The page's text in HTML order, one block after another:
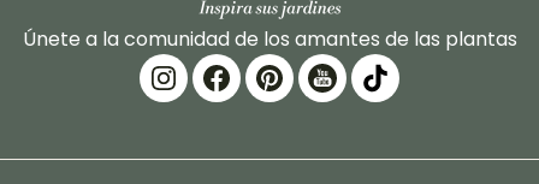
Únete a la comunidad de los amantes de las plantas